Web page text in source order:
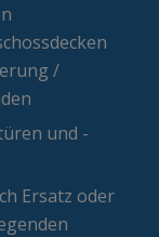
/
und -
Ersatz oder